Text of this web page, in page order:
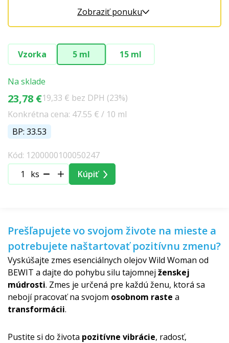
Zobraziť ponuku
Vzorka 5 ml 15 ml
Na sklade
23,78 €19,33 € bez DPH (23%)
Konkrétna cena: 47.55 € / 10 ml
BP: 33.53
Kód: 1200000100050247
ks
Kúpiť
Prešľapujete vo svojom živote na mieste a
potrebujete naštartovať pozitívnu zmenu?
Vyskúšajte zmes esenciálnych olejov Wild Woman od
BEWIT a dajte do pohybu silu tajomnej ženskej
múdrosti. Zmes je určená pre každú ženu, ktorá sa
nebojí pracovať na svojom osobnom raste a
transformácii.
Pustite si do života pozitívne vibrácie, radosť,